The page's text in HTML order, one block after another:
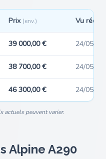
Prix (env.) Vu
39 000,00 € 24/05/
38 700,00 € 24/05/
46 300,00 € 24/05/
actuels peuvent varier.
Alpine A290